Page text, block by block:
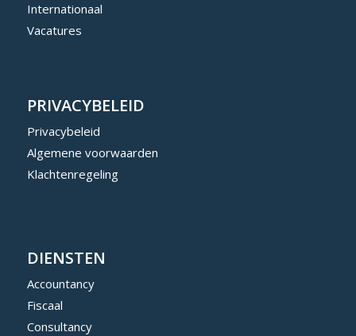
Internationaal
Vacatures
PRIVACYBELEID
Privacybeleid
Algemene voorwaarden
Klachtenregeling
DIENSTEN
Accountancy
Fiscaal
Consultancy